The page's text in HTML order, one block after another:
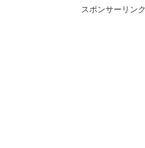
スポンサーリンク